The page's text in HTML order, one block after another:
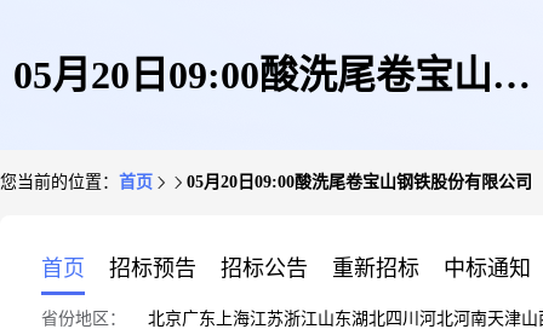
05月20日09:00酸洗尾卷宝山钢
您当前的位置： 首页 05月20日09:00酸洗尾卷宝山钢铁股份有限公司
首页 招标预告 招标公告 重新招标 中标通知
省份地区： 北京广东 上海江苏浙江山东湖北四川 河北河南天津山